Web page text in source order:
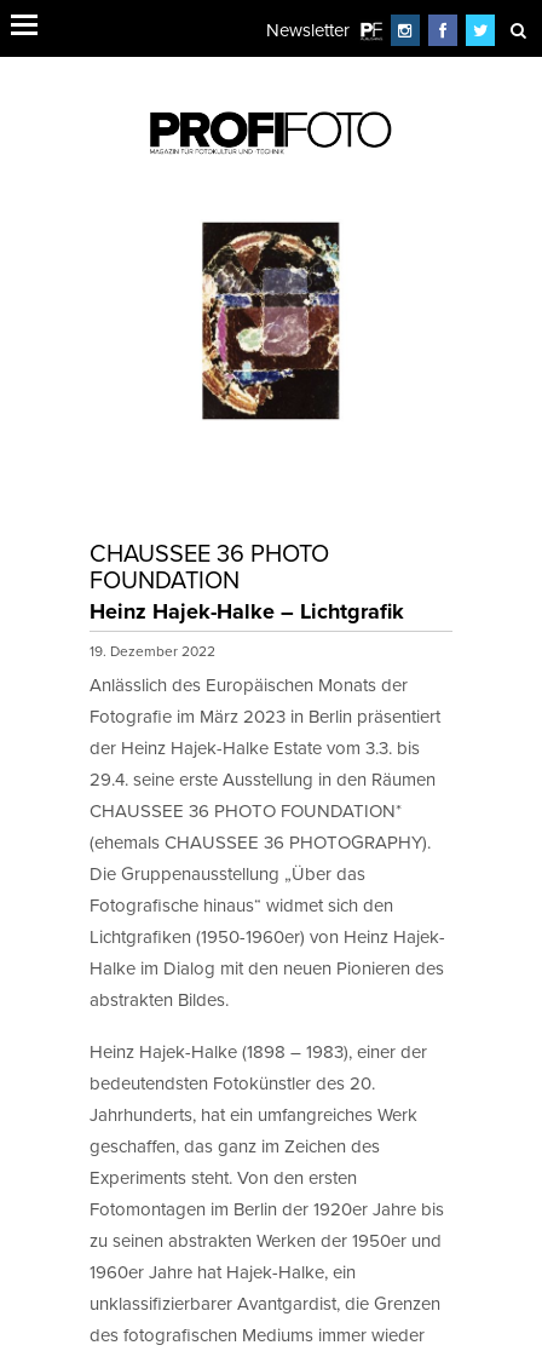
Newsletter
CHAUSSEE 36 PHOTO
FOUNDATION
Heinz Hajek-Halke – Lichtgrafik
19. Dezember 2022
Anlässlich des Europäischen Monats der
Fotografie im März 2023 in Berlin präsentiert
der Heinz Hajek-Halke Estate vom 3.3. bis
29.4. seine erste Ausstellung in den Räumen
CHAUSSEE 36 PHOTO FOUNDATION*
(ehemals CHAUSSEE 36 PHOTOGRAPHY).
Die Gruppenausstellung „Über das
Fotografische hinaus“ widmet sich den
Lichtgrafiken (1950-1960er) von Heinz Hajek-
Halke im Dialog mit den neuen Pionieren des
abstrakten Bildes.
Heinz Hajek-Halke (1898 – 1983), einer der
bedeutendsten Fotokünstler des 20.
Jahrhunderts, hat ein umfangreiches Werk
geschaffen, das ganz im Zeichen des
Experiments steht. Von den ersten
Fotomontagen im Berlin der 1920er Jahre bis
zu seinen abstrakten Werken der 1950er und
1960er Jahre hat Hajek-Halke, ein
unklassifizierbarer Avantgardist, die Grenzen
des fotografischen Mediums immer wieder